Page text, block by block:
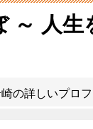
～ 人生
の詳しいプロ